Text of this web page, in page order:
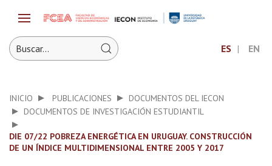
ES EN
INICIO PUBLICACIONES
DOCUMENTOS DEL IECON
DOCUMENTOS DE INVESTIGACIÓN ESTUDIANTIL
DIE 07/22 POBREZA ENERGÉTICA EN URUGUAY. CONSTRUCCIÓN
DE UN ÍNDICE MULTIDIMENSIONAL ENTRE 2005 Y 2017